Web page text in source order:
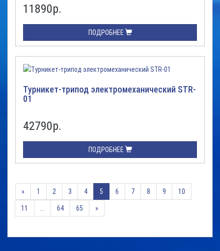
11890р.
ПОДРОБНЕЕ
Турникет-трипод электромеханический STR-
01
42790р.
ПОДРОБНЕЕ
« 1 2 3 4 5 6 7 8 9 10
11 64 65 »